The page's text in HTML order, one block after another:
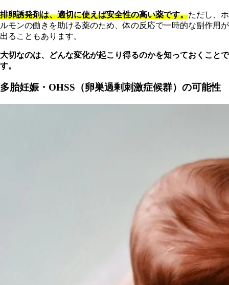
排卵誘発剤は、適切に使えば安全性の高い薬です。ただし、ホ
ルモンの働きを助ける薬のため、体の反応で一時的な副作用が
出ることもあります。
大切なのは、どんな変化が起こり得るのかを知っておくことで
す。
多胎妊娠・OHSS（卵巣過剰刺激症候群）の可能性